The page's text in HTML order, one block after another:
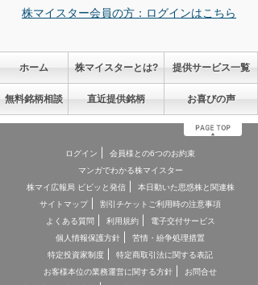
株マイスター会員の方：ログインはこちら
ホーム 株マイスターとは? 提供サービス一覧
無料銘柄相談 直近提供銘柄 お喜びの声
ログイン
会員様との6つのお約束
マンガでわかる株マイスター
株マイ広報局 ビビッと発信
本日動いた思惑株と関連株
サイトマップ
割引チケットご利用時の注意事項
よくある質問
利用規約
電子交付サービス
個人情報保護方針
苦情・紛争処理措置
特定投資家制度
特定商取引法に関する表記
お客様本位の業務運営に関する方針
お問合せ